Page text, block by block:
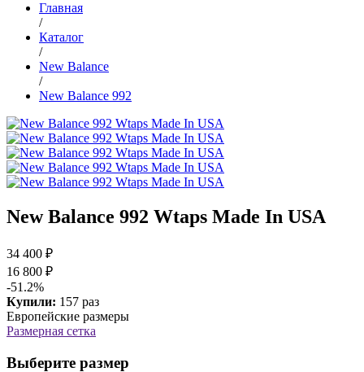
Главная
/
Каталог
/
New Balance
/
New Balance 992
New Balance 992 Wtaps Made In USA
34 400 ₽
16 800 ₽
-51.2%
Купили: 157 раз
Европейские размеры
Размерная сетка
Выберите размер